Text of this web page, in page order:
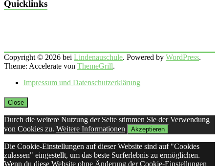
Quicklinks
Copyright © 2026 bei Lindenauschule. Powered by WordPress.
Theme: Accelerate von ThemeGrill.
Impressum und Datenschutzerklärung
Close
Durch die weitere Nutzung der Seite stimmen Sie der Verwendung
von Cookies zu. Weitere Informationen Akzeptieren
Die Cookie-Einstellungen auf dieser Website sind auf "Cookies
zulassen" eingestellt, um das beste Surferlebnis zu ermöglichen.
Wenn du diese Website ohne Änderung der Cookie-Einstellungen